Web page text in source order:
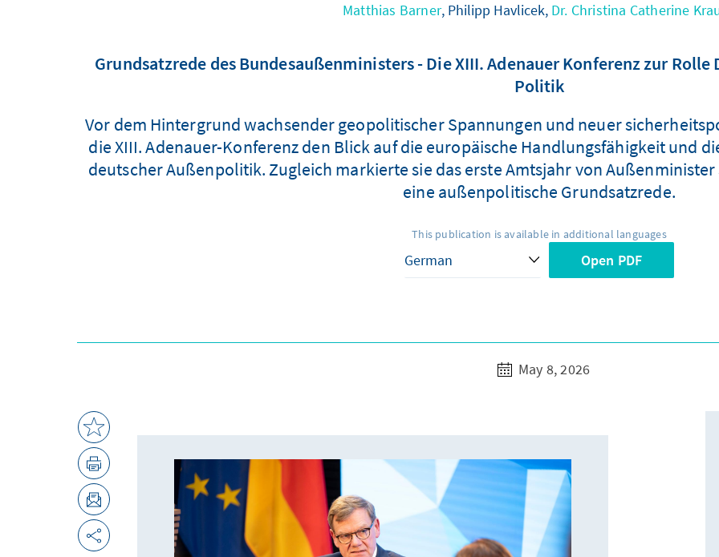
Matthias Barner, Philipp Havlicek, Dr. Christina Catherine
Grundsatzrede des Bundesaußenministers - Die XIII. Adenauer Konferenz zur
Politik
Vor dem Hintergrund wachsender geopolitischer Spannungen und neuer
die XIII. Adenauer-Konferenz den Blick auf die europäische Handlungsfähigkeit und
deutscher Außenpolitik. Zugleich markierte sie das erste Amtsjahr von
eine außenpolitische Grundsatzrede.
This publication is available in additional languages
Open PDF
May 8, 2026